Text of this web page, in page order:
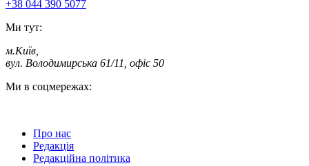
+38 044 390 5077
Ми тут:
м.Київ
вул. Володимирська 61/11, офіс 50
Ми в соцмережах:
Про нас
Редакція
Редакційна політика